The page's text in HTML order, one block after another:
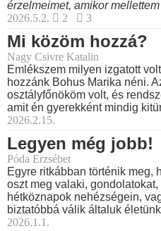
érzelmeimet, amikor mellettem
2026.5.2.
2 3
Mi közöm hozzá?
Nagy Csivre Katalin
Emlékszem milyen izgatott
hozzánk Bohus Marika néni.
osztályfőnököm volt, és
amit én gyerekként mindig
2026.2.15.
Legyen még jobb!
Póda Erzsébet
Egyre ritkábban történik meg,
oszt meg valaki,
hétköznapok nehézségein,
biztatóbbá válik általuk
2026.1.1.